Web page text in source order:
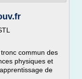
commun des
physiques et
de